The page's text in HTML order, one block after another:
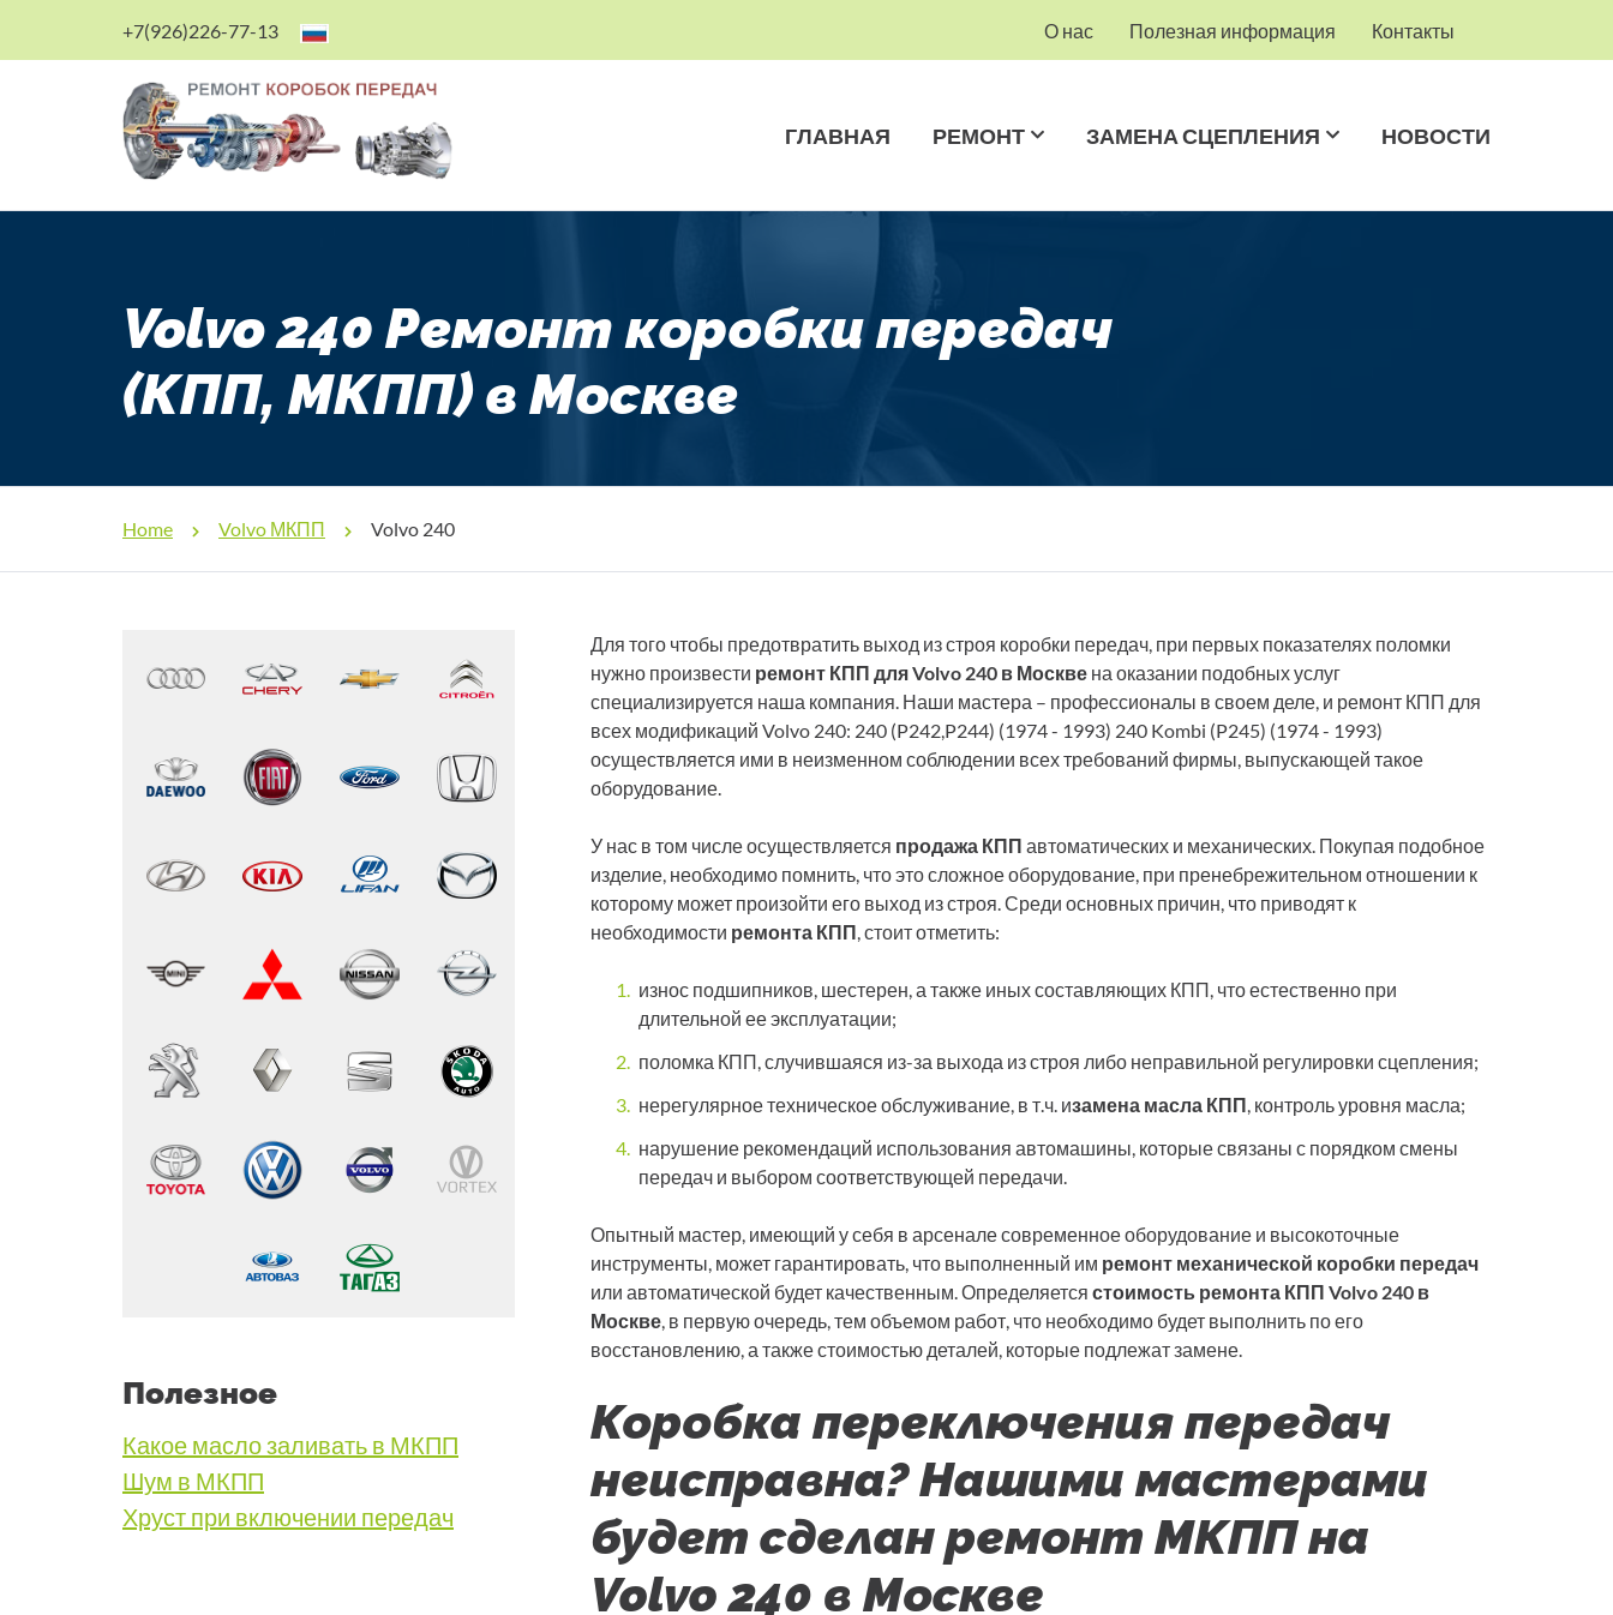
ГЛАВНАЯ РЕМОНТ ЗАМЕНА СЦЕПЛЕНИЯ НОВОСТИ
+7(926)226-77-13 О нас Полезная информация Контакты
Volvo 240 Ремонт коробки передач
(КПП, МКПП) в Москве
Home Volvo МКПП Volvo 240
Полезное
Какое масло заливать в МКПП
Шум в МКПП
Хруст при включении передач
Для того чтобы предотвратить выход из строя коробки передач, при первых показателях поломки
нужно произвести ремонт КПП для Volvo 240 в Москве на оказании подобных услуг
специализируется наша компания. Наши мастера – профессионалы в своем деле, и ремонт КПП для
всех модификаций Volvo 240: 240 (P242,P244) (1974 - 1993) 240 Kombi (P245) (1974 - 1993)
осуществляется ими в неизменном соблюдении всех требований фирмы, выпускающей такое
оборудование.
У нас в том числе осуществляется продажа КПП автоматических и механических. Покупая подобное
изделие, необходимо помнить, что это сложное оборудование, при пренебрежительном отношении к
которому может произойти его выход из строя. Среди основных причин, что приводят к
необходимости ремонта КПП, стоит отметить:
износ подшипников, шестерен, а также иных составляющих КПП, что естественно при
длительной ее эксплуатации;
поломка КПП, случившаяся из-за выхода из строя либо неправильной регулировки сцепления;
нерегулярное техническое обслуживание, в т.ч. изамена масла КПП, контроль уровня масла;
нарушение рекомендаций использования автомашины, которые связаны с порядком смены
передач и выбором соответствующей передачи.
Опытный мастер, имеющий у себя в арсенале современное оборудование и высокоточные
инструменты, может гарантировать, что выполненный им ремонт механической коробки передач
или автоматической будет качественным. Определяется стоимость ремонта КПП Volvo 240 в
Москве, в первую очередь, тем объемом работ, что необходимо будет выполнить по его
восстановлению, а также стоимостью деталей, которые подлежат замене.
Коробка переключения передач
неисправна? Нашими мастерами
будет сделан ремонт МКПП на
Volvo 240 в Москве